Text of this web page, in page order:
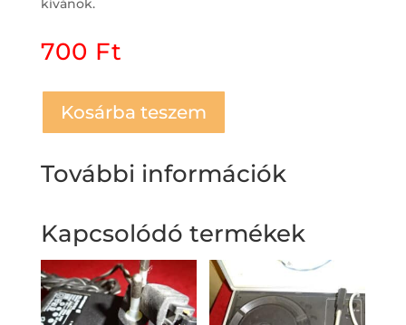
kívánok.
700 Ft
Kosárba teszem
További információk
Kapcsolódó termékek